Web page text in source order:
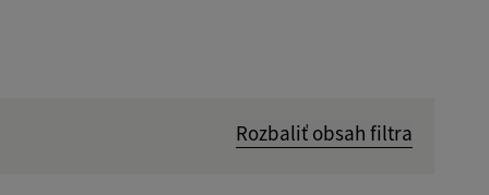
Rozbaliť obsah filtra